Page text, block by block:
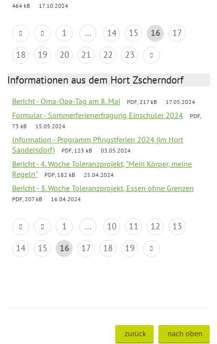
464 kB
17.10.2024
1 ... 14 15 16
17
18
19 20 21 22 23
Informationen aus dem Hort Zscherndorf
Bericht - Oma-Opa-Tag am 8. Mai PDF, 217 kB 17.05.2024
Formular - Sommerferienerfragung Einschüler 2024
PDF,
73 kB
15.05.2024
Information - Programm Pfingstferien 2024 (im Hort
Sandersdorf)
PDF, 123 kB 03.05.2024
Bericht - 4. Woche Toleranzprojekt, "Mein Körper, meine
Regeln"
PDF, 182 kB 25.04.2024
Bericht - 3. Woche Toleranzprojekt, Essen ohne Grenzen
PDF, 207 kB 16.04.2024
1 ... 10 11 12
13
14
15 16 17 18 19
zurück nach oben